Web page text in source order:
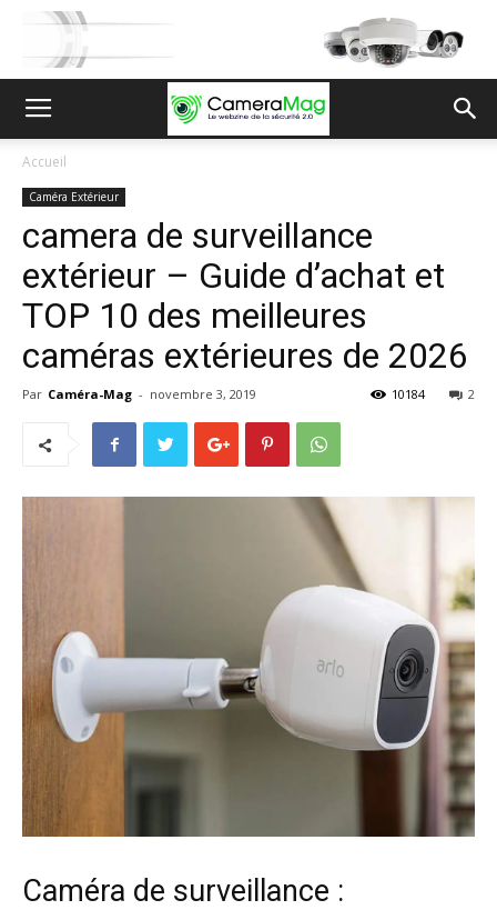
Accueil
Caméra Extérieur
camera de surveillance
extérieur – Guide d’achat et
TOP 10 des meilleures
caméras extérieures de 2026
Par Caméra-Mag - novembre 3, 2019 2
10184
Caméra de surveillance :